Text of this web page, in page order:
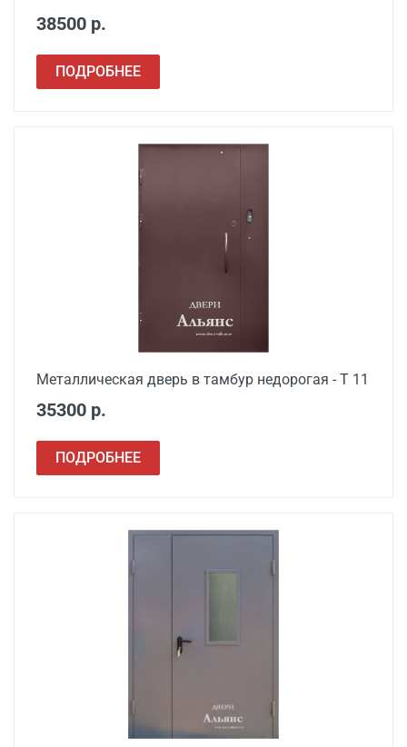
38500 р.
ПОДРОБНЕЕ
Металлическая дверь в тамбур недорогая - Т 11
35300 р.
ПОДРОБНЕЕ